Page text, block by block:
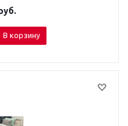
В корзину